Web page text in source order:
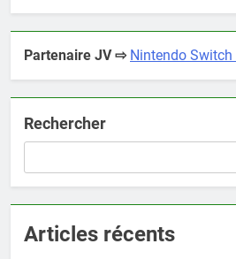
Partenaire JV ⇨ Nintendo Switch
Rechercher
Articles récents